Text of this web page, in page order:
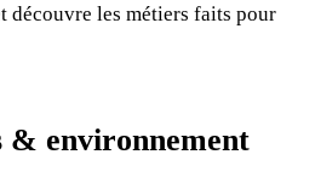
découvre les métiers faits pour
& environnement